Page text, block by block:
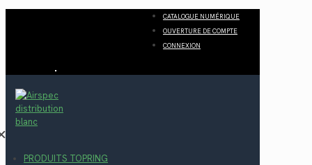
CATALOGUE NUMÉRIQUE
OUVERTURE DE COMPTE
CONNEXION
PRODUITS TOPRING